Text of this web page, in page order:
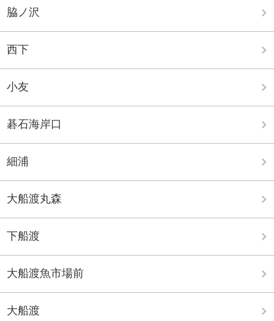
脇ノ沢
西下
小友
碁石海岸口
細浦
大船渡丸森
下船渡
大船渡魚市場前
大船渡